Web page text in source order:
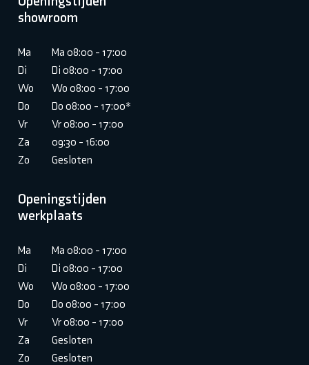
showroom
Ma
Ma 08:00 - 17:00
Di
Di 08:00 - 17:00
Wo
Wo 08:00 - 17:00
Do
Do 08:00 - 17:00*
Vr
Vr 08:00 - 17:00
Za
09:30 - 16:00
Zo
Gesloten
Openingstijden
werkplaats
Ma
Ma 08:00 - 17:00
Di
Di 08:00 - 17:00
Wo
Wo 08:00 - 17:00
Do
Do 08:00 - 17:00
Vr
Vr 08:00 - 17:00
Za
Gesloten
Zo
Gesloten